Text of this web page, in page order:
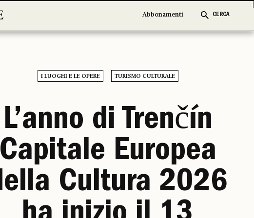
Abbonamenti CERCA
Abbonamenti CERCA
I LUOGHI E LE OPERE TURISMO CULTURALE
L’anno di Trenčín
Capitale Europea
Cultura 2026